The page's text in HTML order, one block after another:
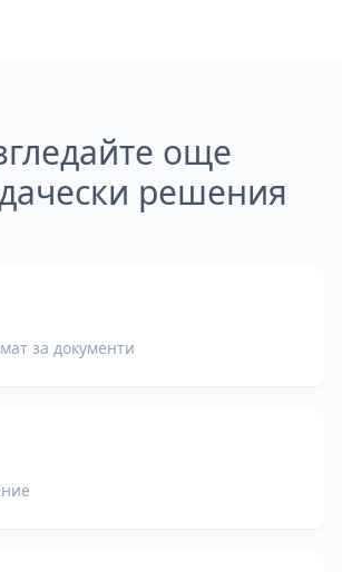
още
решения
за документи